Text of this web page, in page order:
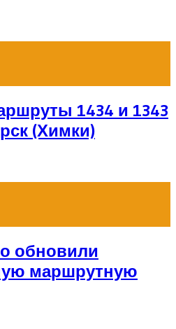
1434 и 1343
(Химки)
обновили
маршрутную